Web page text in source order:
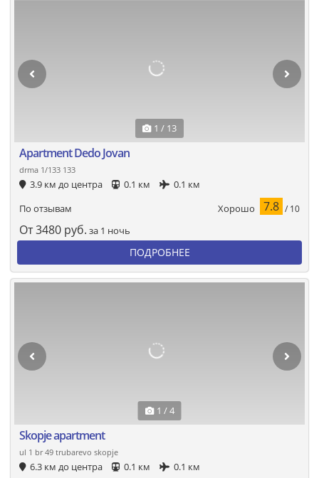
1 / 13
Apartment Dedo Jovan
drma 1/133 133
3.9 км до центра 0.1 км
0.1 км
По отзывам
Хорошо 7.8 / 10
От3480 руб. за 1 ночь
ПОДРОБНЕЕ
1 / 4
Skopje apartment
ul 1 br 49 trubarevo skopje
6.3 км до центра 0.1 км 0.1 км